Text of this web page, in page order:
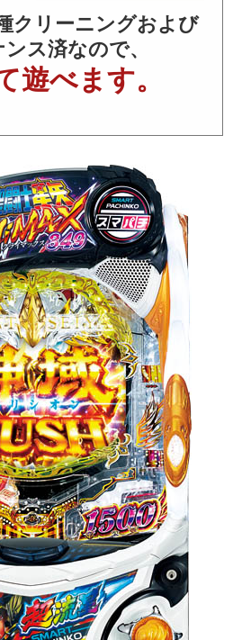
クリーニングおよび
ス済なので、
遊べます。